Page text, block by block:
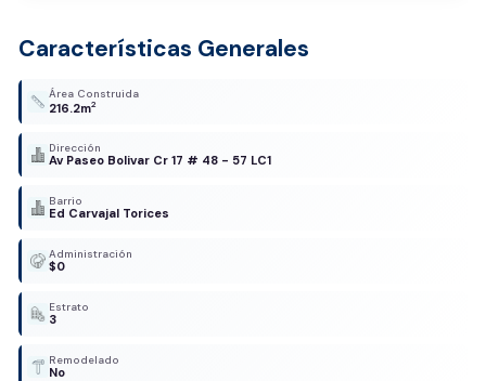
Características Generales
Área Construida
216.2m2
Dirección
Av Paseo Bolivar Cr 17 # 48 - 57 LC1
Barrio
Ed Carvajal Torices
Administración
$0
Estrato
3
Remodelado
No